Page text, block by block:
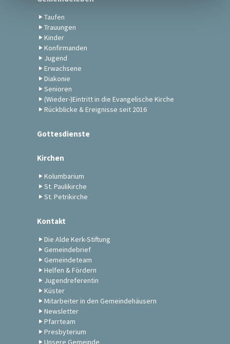
Taufen
Trauungen
Kinder
Konfirmanden
Jugend
Erwachsene
Diakonie
Senioren
(Wieder-)Eintritt in die Evangelische Kirche
Rückblicke & Ereignisse seit 2016
Gottesdienste
Kirchen
Kolumbarium
St. Paulikirche
St. Petrikirche
Kontakt
Die Alde Kerk-Stiftung
Gemeindebrief
Gemeindeteam
Helfen & Fördern
Jugendreferentin
Küster
Mitarbeiter in den Gemeindehäusern
Newsletter
Pfarrteam
Presbyterium
Unsere Gemeinde